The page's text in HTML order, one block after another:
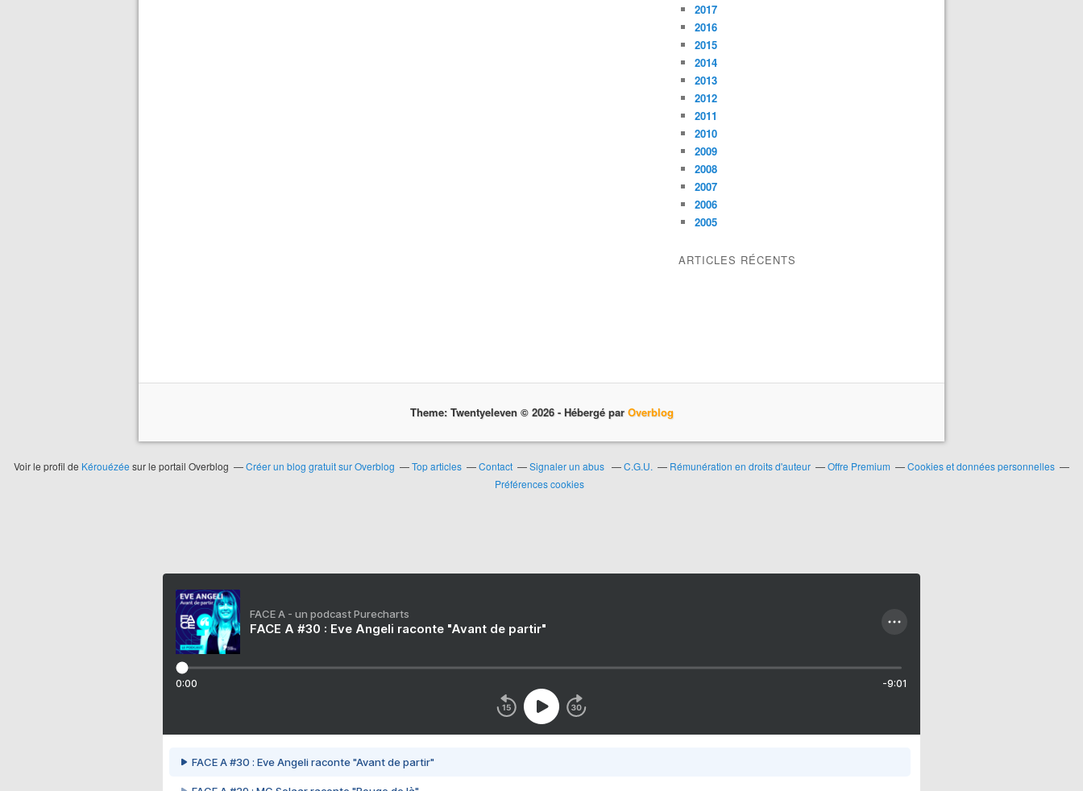
2017
2016
2015
2014
2013
2012
2011
2010
2009
2008
2007
2006
2005
ARTICLES RÉCENTS
Theme: Twentyeleven © 2026 - Hébergé par Overblog
Voir le profil de Kérouézée sur le portail Overblog Créer un blog gratuit sur Overblog Top articles Contact Signaler un abus C.G.U. Rémunération en droits d'auteur Offre Premium
Cookies et données personnelles
Préférences cookies
FACE A - un podcast Purecharts
FACE A #30 : Eve Angeli raconte "Avant de partir"
0:00 -9:01
FACE A #30 : Eve Angeli raconte "Avant de partir"